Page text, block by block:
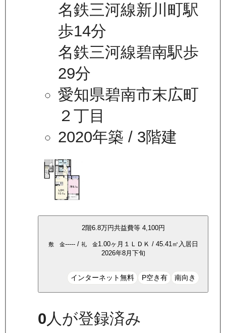
名鉄三河線新川町駅
歩14分
名鉄三河線碧南駅歩
29分
愛知県碧南市末広町
２丁目
2020年築 / 3階建
2階6.8万円共益費等 4,100円
敷 金-----/ 礼 金1.00ヶ月 １ＬＤＫ / 45.41 ㎡ 入居日
2026年8月下旬
インターネット無料 P空き有 南向き
0人が登録済み